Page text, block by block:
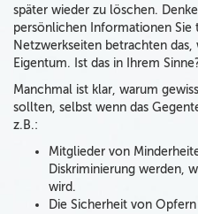
später wieder zu löschen.
persönlichen Informationen
Netzwerkseiten betrachten das,
Eigentum. Ist das in Ihrem
Manchmal ist klar, warum
sollten, selbst wenn das
z.B.:
Mitglieder von
Diskriminierung werden,
wird.
Die Sicherheit von